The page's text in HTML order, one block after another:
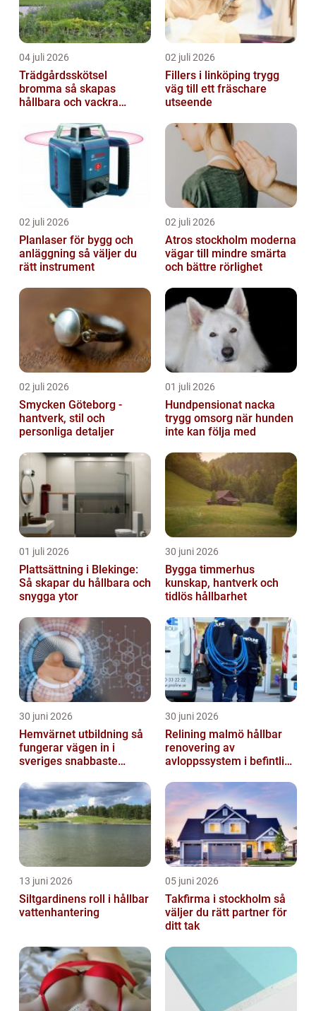
04 juli 2026
Trädgårdsskötsel
bromma så skapas
hållbara och vackra
02 juli 2026
Fillers i linköping trygg
väg till ett fräschare
utseende
02 juli 2026
Planlaser för bygg och
anläggning så väljer du
rätt instrument
02 juli 2026
Atros stockholm moderna
vägar till mindre smärta
och bättre rörlighet
02 juli 2026
Smycken Göteborg -
hantverk, stil och
personliga detaljer
01 juli 2026
Hundpensionat nacka
trygg omsorg när hunden
inte kan följa med
01 juli 2026
Plattsättning i Blekinge:
Så skapar du hållbara och
snygga ytor
30 juni 2026
Bygga timmerhus
kunskap, hantverk och
tidlös hållbarhet
30 juni 2026
Hemvärnet utbildning så
fungerar vägen in i
sveriges snabbaste
30 juni 2026
Relining malmö hållbar
renovering av
avloppssystem i befintliga
13 juni 2026
Siltgardinens roll i hållbar
vattenhantering
05 juni 2026
Takfirma i stockholm så
väljer du rätt partner för
ditt tak